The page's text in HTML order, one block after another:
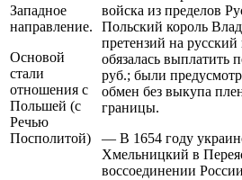
Западное
направление.
Основой
стали
отношения с
Польшей (с
Речью
Посполитой)
войска из пределов
Польский король
претензий на русский
обязалась выплатить
руб.; были
обмен без выкупа
границы.
— В 1654 году
Хмельницкий в
воссоединении